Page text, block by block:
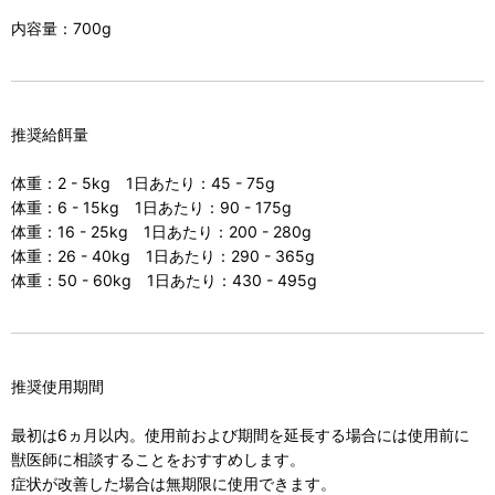
内容量：700g
推奨給餌量
体重：2 - 5kg 1日あたり：45 - 75g
体重：6 - 15kg 1日あたり：90 - 175g
体重：16 - 25kg 1日あたり：200 - 280g
体重：26 - 40kg 1日あたり：290 - 365g
体重：50 - 60kg 1日あたり：430 - 495g
推奨使用期間
最初は6ヵ月以内。使用前および期間を延長する場合には使用前に
獣医師に相談することをおすすめします。
症状が改善した場合は無期限に使用できます。